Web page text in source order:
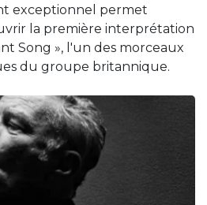
exceptionnel permet
la première interprétation
Song », l'un des morceaux
du groupe britannique.